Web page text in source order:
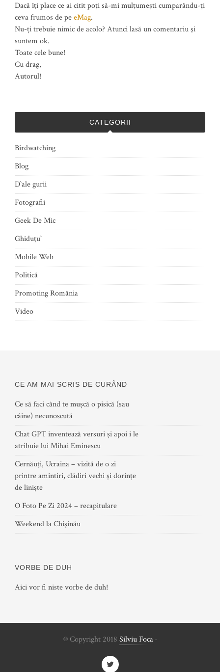
Dacă îţi place ce ai citit poţi să-mi mulţumeşti cumparându-ţi
ceva frumos de peeMag.
Nu-ți trebuie nimic de acolo? Atunci lasă un comentariu şi
suntem ok.
Toate cele bune!
Cu drag,
Autorul!
CATEGORII
Birdwatching
Blog
D`ale gurii
Fotografii
Geek De Mic
Ghiduţu`
Mobile Web
Politică
Promoting România
Video
CE AM MAI SCRIS DE CURÂND
Ce să faci când te mușcă o pisică (sau
câine) necunoscută
Chat GPT inventează versuri și apoi i le
atribuie lui Mihai Eminescu
Cernăuți, Ucraina – vizită de o zi
printre amintiri, clădiri vechi și dorințe
de liniște
O Foto Pe Zi 2024 – recapitulare
Weekend la Chișinău
VORBE DE DUH
Aici vor fi niste vorbe de duh!
© Copyright 2018 Silviu Foca ·